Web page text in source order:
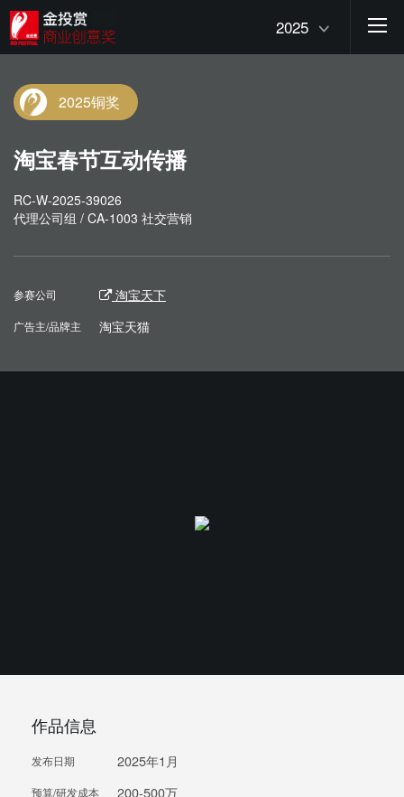
2025
2025铜奖
淘宝春节互动传播
RC-W-2025-39026
代理公司组 / CA-1003 社交营销
参赛公司 淘宝天下
广告主/品牌主 淘宝天猫
作品信息
发布日期 2025年1月
预算/研发成本 200-500万